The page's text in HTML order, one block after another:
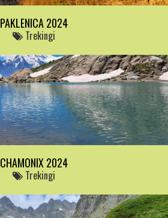
PAKLENICA 2024
Trekingi
CHAMONIX 2024
Trekingi